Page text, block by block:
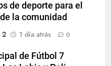
de deporte para el
la comunidad
2
1 día atrás 0
de Fútbol 7